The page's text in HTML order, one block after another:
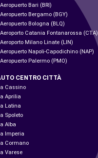
Bari (BRI)
Bergamo (BGY)
Bologna (BLQ)
Catania Fontanarossa (CTA)
Milano Linate (LIN)
Napoli-Capodichino (NAP)
Palermo (PMO)
CENTRO CITTÀ
Cassino
Aprilia
Latina
Spoleto
Alba
Imperia
Cormano
Varese